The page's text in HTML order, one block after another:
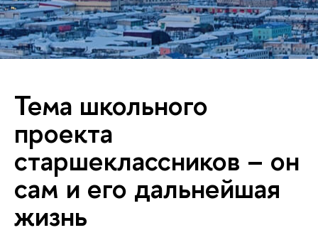
Тема школьного
проекта
старшеклассников – он
сам и его дальнейшая
жизнь